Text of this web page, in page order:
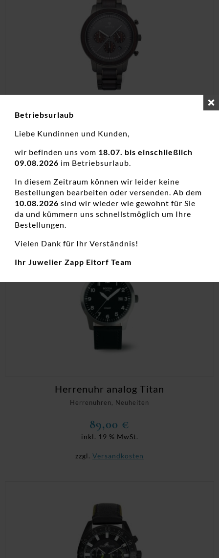
Herrenuhren, Neuheiten
Sandalwood Edelstahl/Holz
inkl. 19 % MwSt.
zzgl. Versandkosten
Herrenuhren, Neuheiten
Herrenuhr analog Titan
89,00 €
inkl. 19 % MwSt.
zzgl. Versandkosten
Betriebsurlaub
Liebe Kundinnen und Kunden,
wir befinden uns vom 18.07. bis einschließlich
09.08.2026 im Betriebsurlaub.
In diesem Zeitraum können wir leider keine
Bestellungen bearbeiten oder versenden. Ab dem
10.08.2026 sind wir wieder wie gewohnt für Sie
da und kümmern uns schnellstmöglich um Ihre
Bestellungen.
Vielen Dank für Ihr Verständnis!
Ihr Juwelier Zapp Eitorf Team